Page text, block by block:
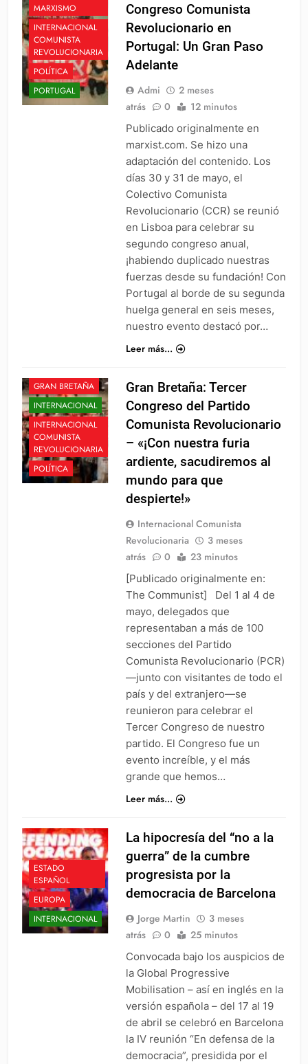
MARXISMO
INTERNACIONAL
COMUNISTA
REVOLUCIONARIA
POLÍTICA
PORTUGAL
Congreso Comunista
Revolucionario en
Portugal: Un Gran Paso
Adelante
Admi
2 meses
atrás
0 12 minutos
Publicado originalmente en
marxist.com. Se hizo una
adaptación del contenido. Los
días 30 y 31 de mayo, el
Colectivo Comunista
Revolucionario (CCR) se reunió
en Lisboa para celebrar su
segundo congreso anual,
¡habiendo duplicado nuestras
fuerzas desde su fundación! Con
Portugal al borde de su segunda
huelga general en seis meses,
nuestro evento destacó por…
Leer más...
GRAN BRETAÑA
INTERNACIONAL
INTERNACIONAL
COMUNISTA
REVOLUCIONARIA
POLÍTICA
Gran Bretaña: Tercer
Congreso del Partido
Comunista Revolucionario
– «¡Con nuestra furia
ardiente, sacudiremos al
mundo para que
despierte!»
Internacional Comunista
Revolucionaria
3 meses
atrás
0 23 minutos
[Publicado originalmente en:
The Communist] Del 1 al 4 de
mayo, delegados que
representaban a más de 100
secciones del Partido
Comunista Revolucionario (PCR)
—junto con visitantes de todo el
país y del extranjero—se
reunieron para celebrar el
Tercer Congreso de nuestro
partido. El Congreso fue un
evento increíble, y el más
grande que hemos…
Leer más...
ESTADO
ESPAÑOL
EUROPA
INTERNACIONAL
La hipocresía del “no a la
guerra” de la cumbre
progresista por la
democracia de Barcelona
Jorge Martin
3 meses
atrás
0 25 minutos
Convocada bajo los auspicios de
la Global Progressive
Mobilisation – así en inglés en la
versión española – del 17 al 19
de abril se celebró en Barcelona
la IV reunión “En defensa de la
democracia”, presidida por el